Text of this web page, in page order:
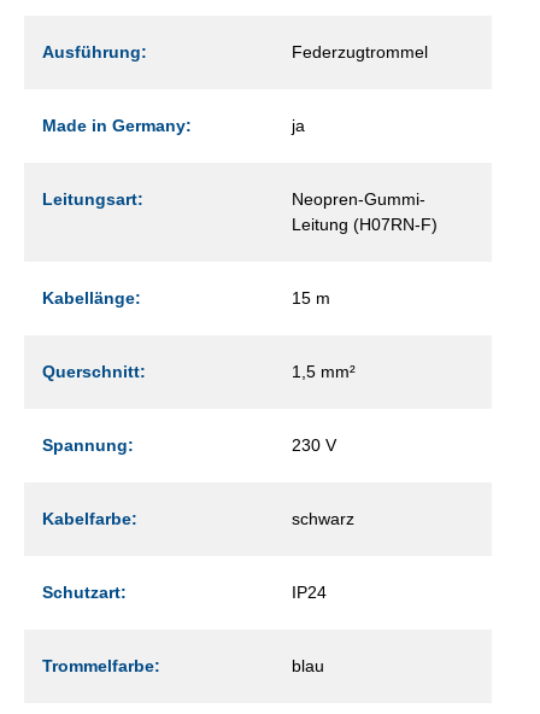
Ausführung: Federzugtrommel
Made in Germany: ja
Leitungsart:
Neopren-Gummi-
Leitung (H07RN-F)
Kabellänge: 15 m
Querschnitt: 1,5 mm²
Spannung: 230 V
Kabelfarbe: schwarz
Schutzart: IP24
Trommelfarbe: blau